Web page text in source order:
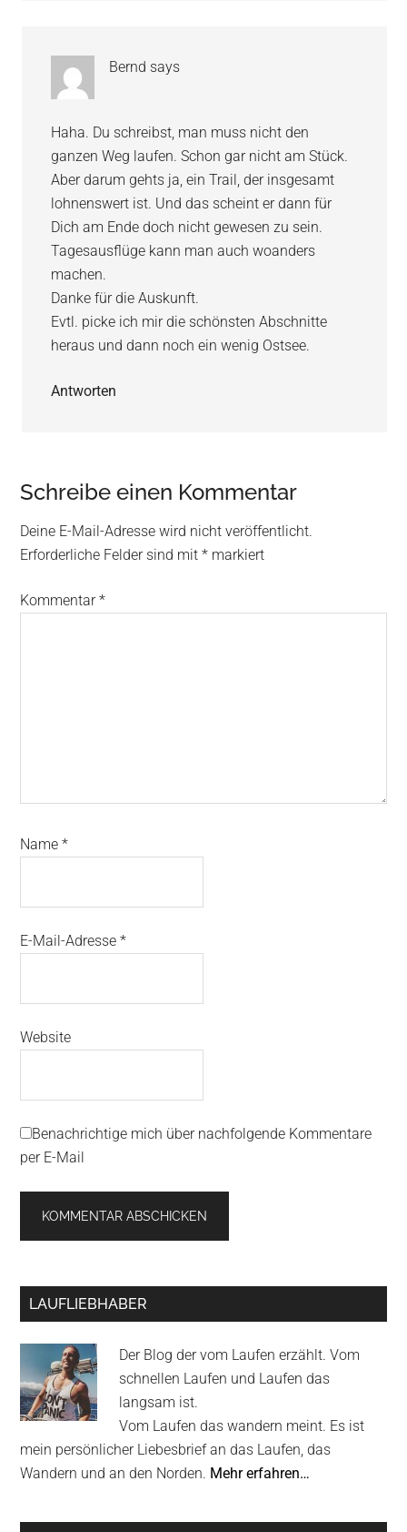
Bernd says
Haha. Du schreibst, man muss nicht den
ganzen Weg laufen. Schon gar nicht am Stück.
Aber darum gehts ja, ein Trail, der insgesamt
lohnenswert ist. Und das scheint er dann für
Dich am Ende doch nicht gewesen zu sein.
Tagesausflüge kann man auch woanders
machen.
Danke für die Auskunft.
Evtl. picke ich mir die schönsten Abschnitte
heraus und dann noch ein wenig Ostsee.
Antworten
Schreibe einen Kommentar
Deine E-Mail-Adresse wird nicht veröffentlicht.
Erforderliche Felder sind mit* markiert
Kommentar*
Name*
E-Mail-Adresse*
Website
Benachrichtige mich über nachfolgende Kommentare
per E-Mail
Primary
LAUFLIEBHABER
Der Blog der vom Laufen erzählt. Vom
schnellen Laufen und Laufen das
langsam ist.
Vom Laufen das wandern meint. Es ist
mein persönlicher Liebesbrief an das Laufen, das
Wandern und an den Norden. Mehr erfahren…